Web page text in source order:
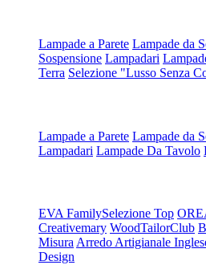
Lampade a Parete Lampade da
Sospensione Lampadari
Terra Selezione "Lusso Senza
Lampade a Parete Lampade da
Lampadari Lampade Da Tavolo
EVA FamilySelezione Top
Creativemary WoodTailorClub
Misura Arredo Artigianale
Design